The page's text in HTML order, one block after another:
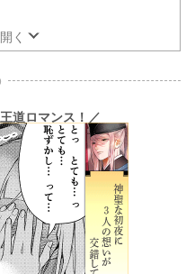
く
道ロマンス！／